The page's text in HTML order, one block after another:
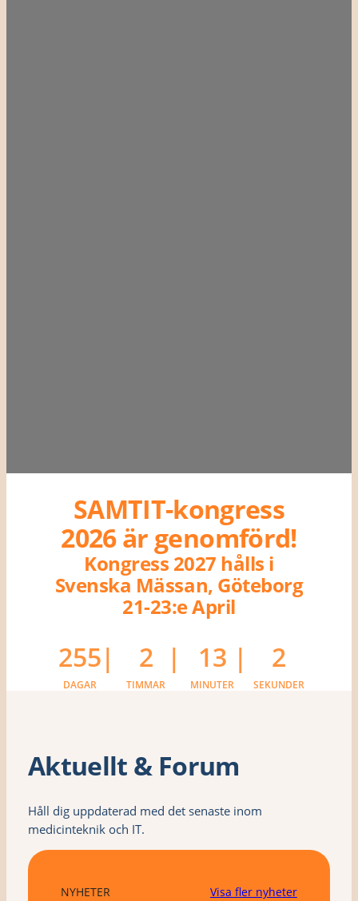
SAMTIT-kongress
2026 är genomförd!
Kongress 2027 hålls i
Svenska Mässan, Göteborg
21-23:e April
255
DAGAR
2
TIMMAR
13
MINUTER
2
SEKUNDER
Aktuellt & Forum
Håll dig uppdaterad med det senaste inom
medicinteknik och IT.
NYHETER Visa fler nyheter